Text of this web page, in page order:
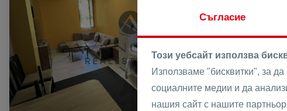
Съгласие
Този уебсайт използва
Използваме "бисквитки", за
социалните медии и да
нашия сайт с нашите